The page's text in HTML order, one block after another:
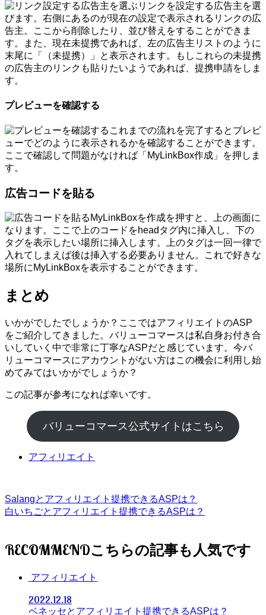
リンクを設定する広告主を選
びます。右側にあるのが現在の設定で表示されるリンクの広
告主。ここから削除したり、並び替えをすることができま
す。また、現在未提携であれば、左の広告主リストのように
末尾に「（未提携）」と表示されます。もしこれらの未提携
の広告主のリンクも貼りたいようであれば、提携申請をしま
す。
プレビューを確認する
これまでの流れを完了するとプレビ
ューでどのように表示されるかを確認することができます。
ここで確認して問題がなければ「MyLinkBox作成」を押しま
す。
広告コードを貼る
MyLinkBoxを作成を押すと、上の画面に
なります。ここで上のコードをheadタグ内に挿入し、下の
タグを表示したい場所に挿入します。上のタグは一回一律で
入れてしまえば後は挿入する必要ありません。これで好きな
場所にMyLinkBoxを表示することができます。
まとめ
いかがでしたでしょうか？ここではアフィリエイトのASP
をご紹介してきました。バリューコマースは私自身お付き合
いしていく中で非常に丁寧なASPだと感じています。今バ
リューコマースにアカウントがない方はこの機会に利用し始
めてみてはいかがでしょうか？
この記事が参考になれば幸いです。
バリューコマース公式サイトはこちら
アフィリエイト
Salangとアフィリエイト提携できるASPは？
白いちごとアフィリエイト提携できるASPは？
RECOMMEND
アフィリエイト
2022.12.18
ベネッセとアフィリエイト提携できるASPは？